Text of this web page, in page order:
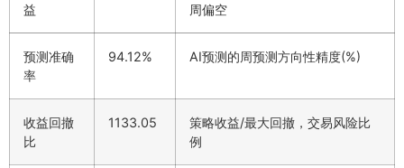
益
周偏空
预测准确
率
94.12% AI预测的周预测方向性精度(%)
收益回撤
比
1133.05
策略收益/最大回撤，交易风险比
例